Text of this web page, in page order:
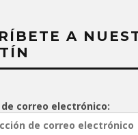
A
correo electrónico: